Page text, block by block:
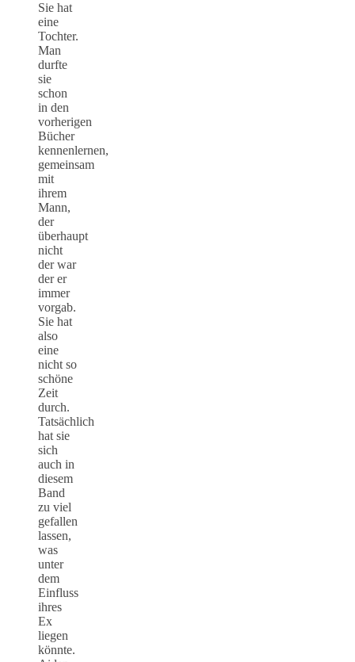
Sie hat
eine
Tochter.
Man
durfte
sie
schon
in den
vorherigen
Bücher
kennenlernen,
gemeinsam
mit
ihrem
Mann,
der
überhaupt
nicht
der war
der er
immer
vorgab.
Sie hat
also
eine
nicht so
schöne
Zeit
durch.
Tatsächlich
hat sie
sich
auch in
diesem
Band
zu viel
gefallen
lassen,
was
unter
dem
Einfluss
ihres
Ex
liegen
könnte.